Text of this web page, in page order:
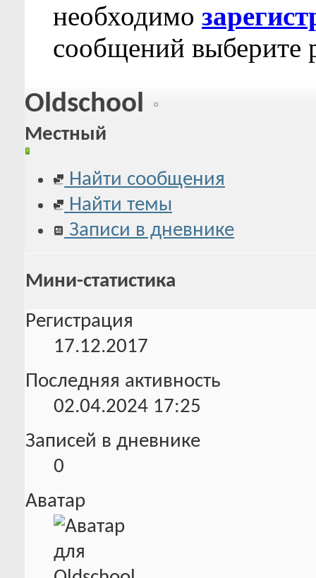
необходимо
сообщений выберите
Oldschool
Местный
Найти сообщения
Найти темы
Записи в дневнике
Мини-статистика
Регистрация
17.12.2017
Последняя активность
02.04.2024 17:25
Записей в дневнике
0
Аватар